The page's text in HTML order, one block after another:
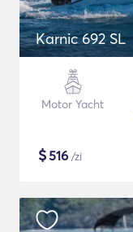
Karnic 692 SL
Motor Yacht
$516 /zi